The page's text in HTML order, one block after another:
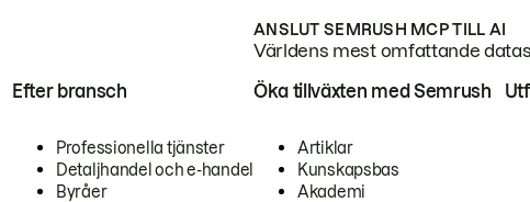
ANSLUT SEMRUSH MCP TILL AI
Världens mest omfattande
Efter bransch
Professionella tjänster
Detaljhandel och e-handel
Byråer
Öka tillväxten med Semrush
Artiklar
Kunskapsbas
Akademi